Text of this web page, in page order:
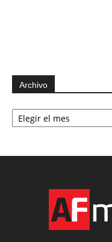
Archivo
Archivo